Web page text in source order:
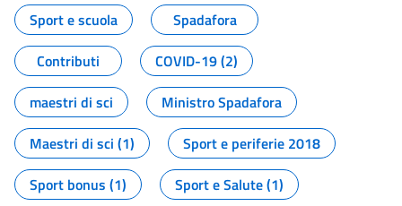
Sport e scuola
Spadafora
Contributi
COVID-19 (2)
maestri di sci
Ministro Spadafora
Maestri di sci (1)
Sport e periferie 2018
Sport bonus (1)
Sport e Salute (1)